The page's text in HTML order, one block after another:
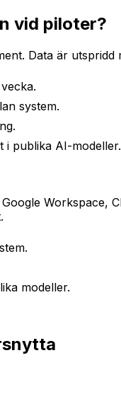
vid piloter?
Data är
system.
i publika AI-modeller.
modeller.